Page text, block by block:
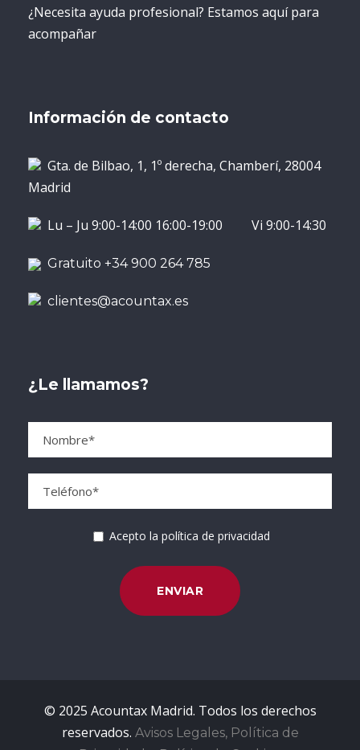
¿Necesita ayuda profesional? Estamos aquí para
acompañar
Información de contacto
Gta. de Bilbao, 1, 1º derecha, Chamberí, 28004
Madrid
Lu – Ju 9:00-14:00 16:00-19:00 Vi 9:00-14:30
Gratuito +34 900 264 785
clientes@acountax.es
¿Le llamamos?
Acepto la política de privacidad
© 2025 Acountax Madrid. Todos los derechos
reservados. Avisos Legales, Política de